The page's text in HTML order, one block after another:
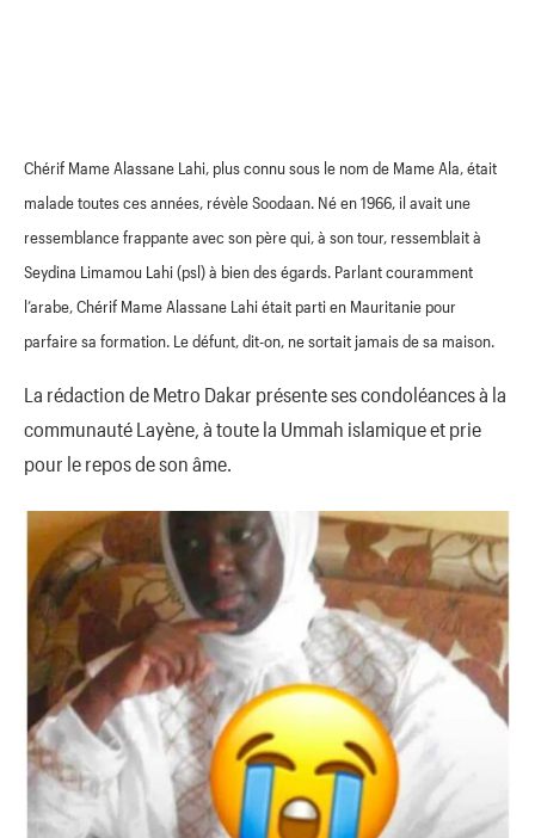
Chérif Mame Alassane Lahi, plus connu sous le nom de Mame Ala, était
malade toutes ces années, révèle Soodaan. Né en 1966, il avait une
ressemblance frappante avec son père qui, à son tour, ressemblait à
Seydina Limamou Lahi (psl) à bien des égards. Parlant couramment
l’arabe, Chérif Mame Alassane Lahi était parti en Mauritanie pour
parfaire sa formation. Le défunt, dit-on, ne sortait jamais de sa maison.
La rédaction de Metro Dakar présente ses condoléances à la
communauté Layène, à toute la Ummah islamique et prie
pour le repos de son âme.